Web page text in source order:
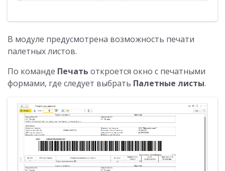
В модуле предусмотрена возможность печати
палетных листов.
По команде Печать откроется окно с печатными
формами, где следует выбрать Палетные листы.